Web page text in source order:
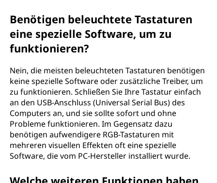
Benötigen beleuchtete Tastaturen
eine spezielle Software, um zu
funktionieren?
Nein, die meisten beleuchteten Tastaturen benötigen
keine spezielle Software oder zusätzliche Treiber, um
zu funktionieren. Schließen Sie Ihre Tastatur einfach
an den USB-Anschluss (Universal Serial Bus) des
Computers an, und sie sollte sofort und ohne
Probleme funktionieren. Im Gegensatz dazu
benötigen aufwendigere RGB-Tastaturen mit
mehreren visuellen Effekten oft eine spezielle
Software, die vom PC-Hersteller installiert wurde.